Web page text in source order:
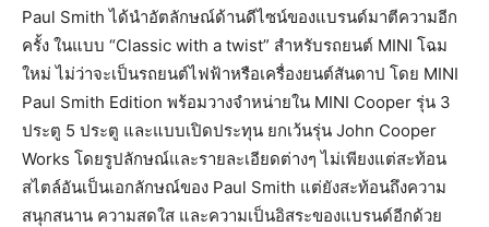
Paul Smith ได้นำอัตลักษณ์ด้านดีไซน์ของแบรนด์มาตีความอีก
ครั้ง ในแบบ “Classic with a twist” สำหรับรถยนต์ MINI โฉม
ใหม่ ไม่ว่าจะเป็นรถยนต์ไฟฟ้าหรือเครื่องยนต์สันดาป โดย MINI
Paul Smith Edition พร้อมวางจำหน่ายใน MINI Cooper รุ่น 3
ประตู 5 ประตู และแบบเปิดประทุน ยกเว้นรุ่น John Cooper
Works โดยรูปลักษณ์และรายละเอียดต่างๆ ไม่เพียงแต่สะท้อน
สไตล์อันเป็นเอกลักษณ์ของ Paul Smith แต่ยังสะท้อนถึงความ
สนุกสนาน ความสดใส และความเป็นอิสระของแบรนด์อีกด้วย